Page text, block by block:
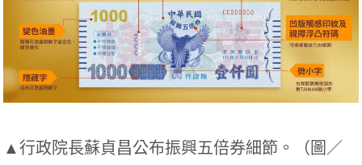
▲行政院長蘇貞昌公布振興五倍券細節。（圖／